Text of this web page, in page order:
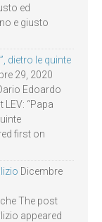
ed
e giusto
dietro le quinte
29, 2020
Edoardo
“Papa
first on
Dicembre
The post
appeared